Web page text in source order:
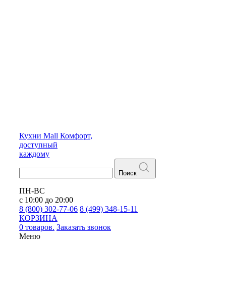
Кухни Mall Комфорт,
доступный
каждому
Поиск
ПН-ВС
с 10:00 до 20:00
8 (800) 302-77-06 8 (499) 348-15-11
КОРЗИНА
0 товаров. Заказать звонок
Меню